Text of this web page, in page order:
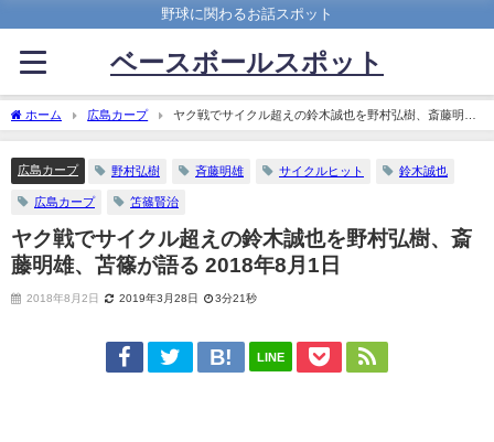
野球に関わるお話スポット
ベースボールスポット
ホーム 広島カープ
ヤク戦でサイクル超えの鈴木誠也を野村弘樹、斎藤明
雄、苫篠が語る 2018年8月1日
広島カープ 野村弘樹 斉藤明雄 サイクルヒット 鈴木誠也
広島カープ 笘篠賢治
ヤク戦でサイクル超えの鈴木誠也を野村弘樹、斎
藤明雄、苫篠が語る 2018年8月1日
2018年8月2日 2019年3月28日 3分21秒
LINE